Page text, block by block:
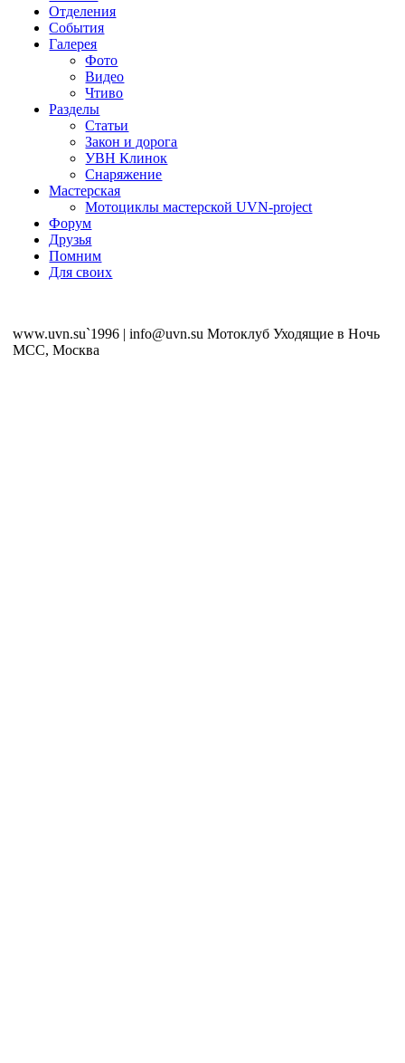
Отделения
События
Галерея
Фото
Видео
Чтиво
Разделы
Статьи
Закон и дорога
УВН Клинок
Снаряжение
Мастерская
Мотоциклы мастерской UVN-project
Форум
Друзья
Помним
Для своих
www.uvn.su`1996 | info@uvn.su Мотоклуб Уходящие в Ночь
MCC, Москва